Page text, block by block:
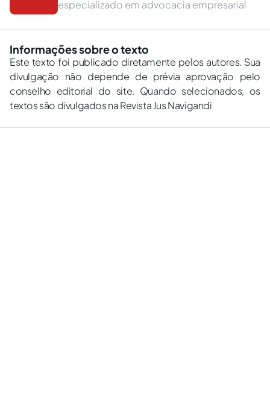
especializado em advocacia empresarial
Informações sobre o texto
Este texto foi publicado diretamente pelos autores. Sua
divulgação não depende de prévia aprovação pelo
conselho editorial do site. Quando selecionados, os
textos são divulgados na Revista Jus Navigandi